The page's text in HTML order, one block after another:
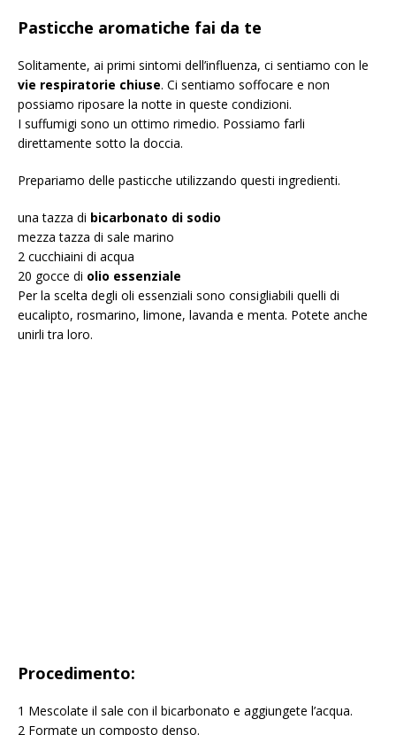
Pasticche aromatiche fai da te
Solitamente, ai primi sintomi dell’influenza, ci sentiamo con le
vie respiratorie chiuse. Ci sentiamo soffocare e non
possiamo riposare la notte in queste condizioni.
I suffumigi sono un ottimo rimedio. Possiamo farli
direttamente sotto la doccia.
Prepariamo delle pasticche utilizzando questi ingredienti.
una tazza di bicarbonato di sodio
mezza tazza di sale marino
2 cucchiaini di acqua
20 gocce di olio essenziale
Per la scelta degli oli essenziali sono consigliabili quelli di
eucalipto, rosmarino, limone, lavanda e menta. Potete anche
unirli tra loro.
Procedimento:
1 Mescolate il sale con il bicarbonato e aggiungete l’acqua.
2 Formate un composto denso.